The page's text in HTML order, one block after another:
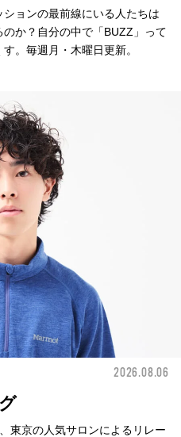
ョンの最前線にいる人たちは
か？自分の中で「BUZZ」って
。毎週月・木曜日更新。
2026.08.06
東京の人気サロンによるリレー